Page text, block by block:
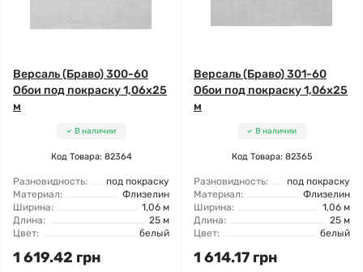
Версаль (Браво) 300-60
Обои под покраску 1,06x25
м
В наличии
Код Товара: 82364
Разновидность:
под покраску
Материал:
Флизелин
Ширина:
1,06 м
Длина:
25 м
Цвет:
белый
1 619.42 грн
Версаль (Браво) 301-60
Обои под покраску 1,06x25
м
В наличии
Код Товара: 82365
Разновидность:
под покраску
Материал:
Флизелин
Ширина:
1,06 м
Длина:
25 м
Цвет:
белый
1 614.17 грн